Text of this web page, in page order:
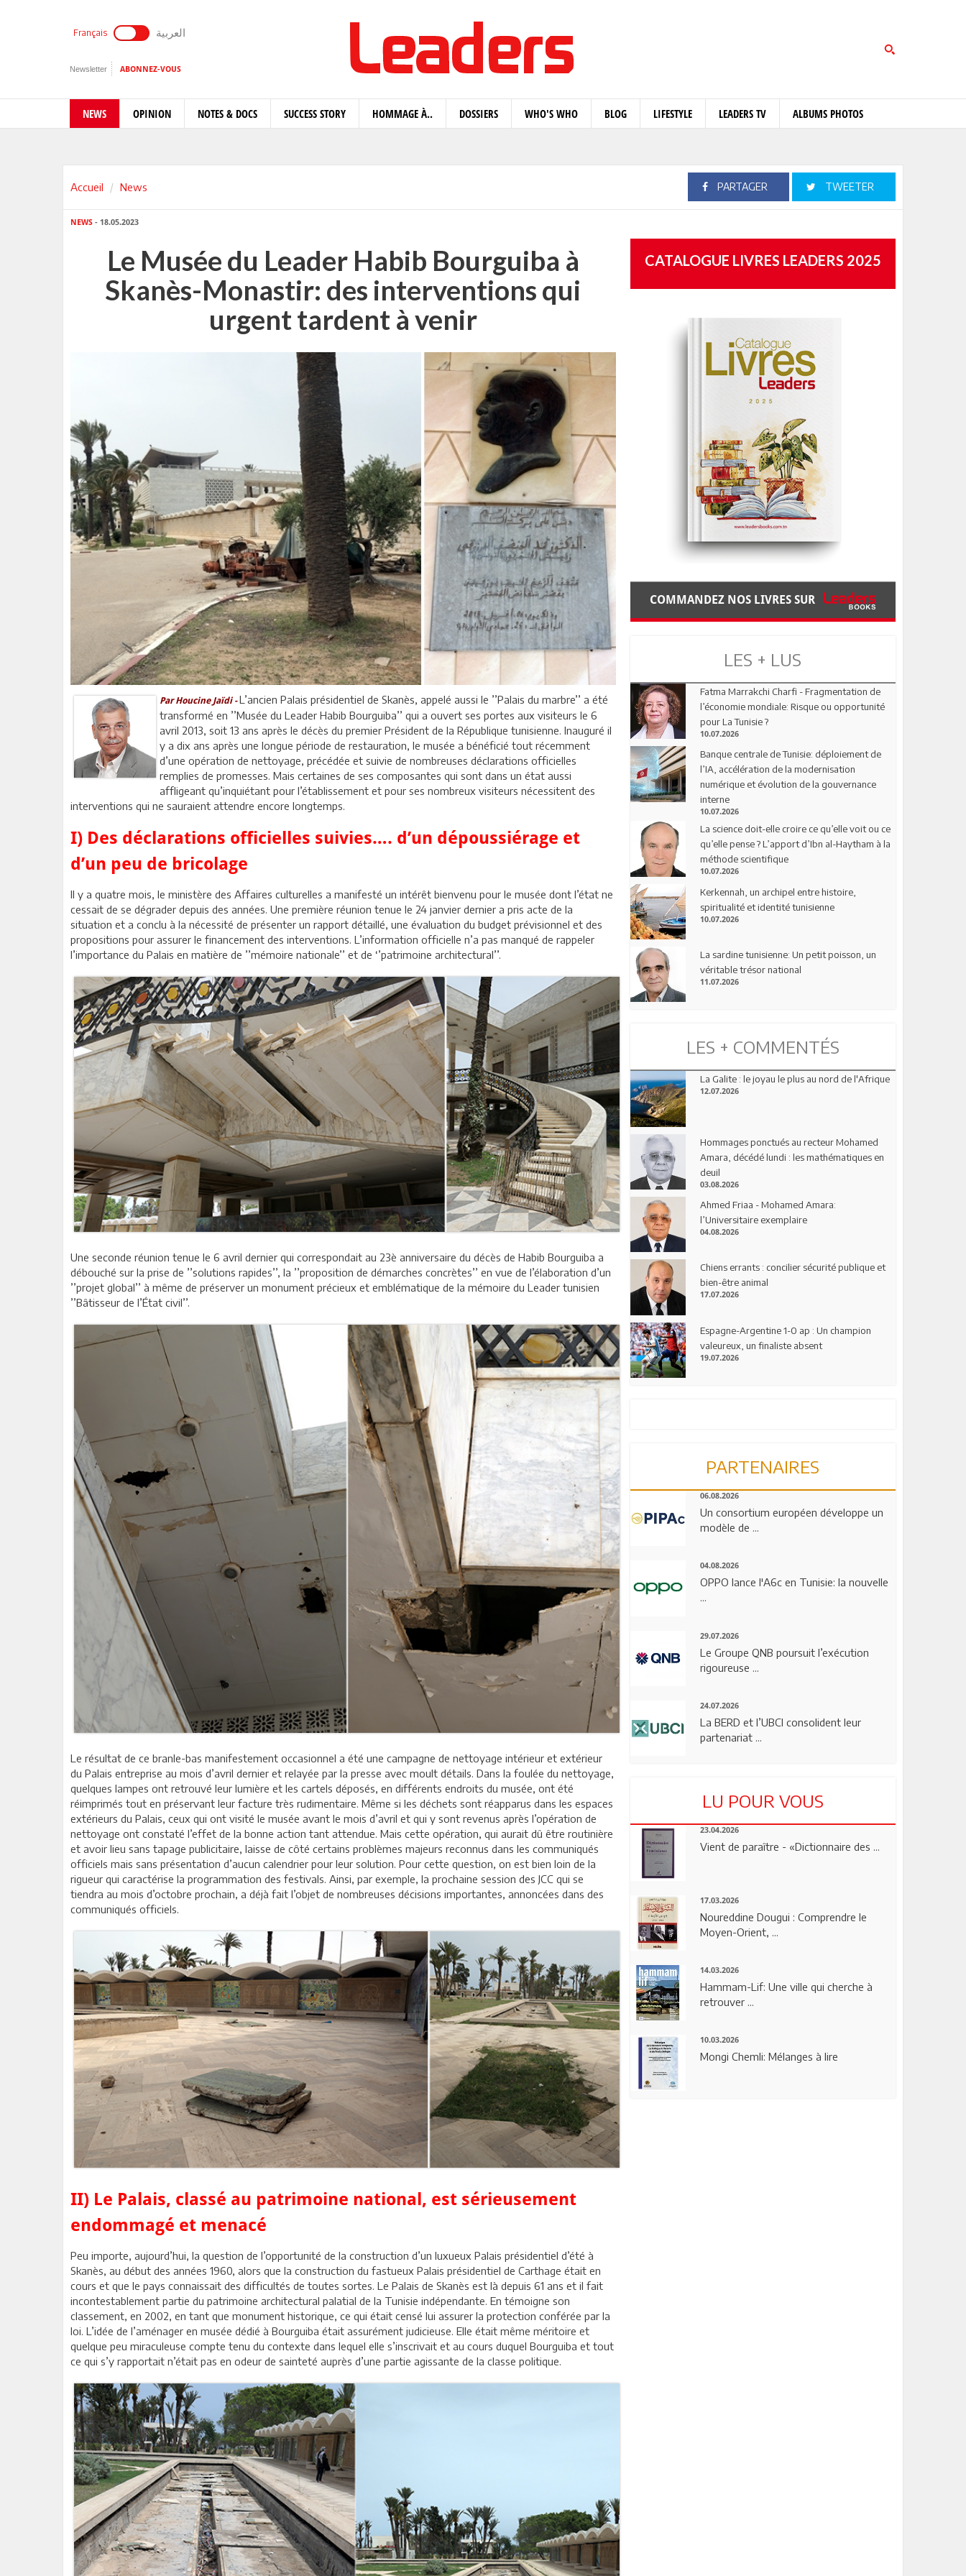
Français العربية
Newsletter ABONNEZ-VOUS
NEWS OPINION NOTES & DOCS SUCCESS STORY HOMMAGE À.. DOSSIERS WHO'S WHO BLOG LIFESTYLE LEADERS TV ALBUMS PHOTOS
Accueil News PARTAGER TWEETER
NEWS - 18.05.2023
Le Musée du Leader Habib Bourguiba à
Skanès-Monastir: des interventions qui
urgent tardent à venir
Par Houcine Jaïdi -L’ancien Palais présidentiel de Skanès, appelé aussi le ’’Palais du marbre’’ a été
transformé en ’’Musée du Leader Habib Bourguiba’’ qui a ouvert ses portes aux visiteurs le 6
avril 2013, soit 13 ans après le décès du premier Président de la République tunisienne. Inauguré il
y a dix ans après une longue période de restauration, le musée a bénéficié tout récemment
d’une opération de nettoyage, précédée et suivie de nombreuses déclarations officielles
remplies de promesses. Mais certaines de ses composantes qui sont dans un état aussi
affligeant qu’inquiétant pour l’établissement et pour ses nombreux visiteurs nécessitent des
interventions qui ne sauraient attendre encore longtemps.
I) Des déclarations officielles suivies…. d’un dépoussiérage et
d’un peu de bricolage
Il y a quatre mois, le ministère des Affaires culturelles a manifesté un intérêt bienvenu pour le musée dont l’état ne
cessait de se dégrader depuis des années. Une première réunion tenue le 24 janvier dernier a pris acte de la
situation et a conclu à la nécessité de présenter un rapport détaillé, une évaluation du budget prévisionnel et des
propositions pour assurer le financement des interventions. L’information officielle n’a pas manqué de rappeler
l’importance du Palais en matière de ’’mémoire nationale’’ et de ‘’patrimoine architectural’’.
Une seconde réunion tenue le 6 avril dernier qui correspondait au 23è anniversaire du décès de Habib Bourguiba a
débouché sur la prise de ’’solutions rapides’’, la ’’proposition de démarches concrètes’’ en vue de l’élaboration d’un
’’projet global’’ à même de préserver un monument précieux et emblématique de la mémoire du Leader tunisien
’’Bâtisseur de l’État civil’’.
Le résultat de ce branle-bas manifestement occasionnel a été une campagne de nettoyage intérieur et extérieur
du Palais entreprise au mois d’avril dernier et relayée par la presse avec moult détails. Dans la foulée du nettoyage,
quelques lampes ont retrouvé leur lumière et les cartels déposés, en différents endroits du musée, ont été
réimprimés tout en préservant leur facture très rudimentaire. Même si les déchets sont réapparus dans les espaces
extérieurs du Palais, ceux qui ont visité le musée avant le mois d’avril et qui y sont revenus après l’opération de
nettoyage ont constaté l’effet de la bonne action tant attendue. Mais cette opération, qui aurait dû être routinière
et avoir lieu sans tapage publicitaire, laisse de côté certains problèmes majeurs reconnus dans les communiqués
officiels mais sans présentation d’aucun calendrier pour leur solution. Pour cette question, on est bien loin de la
rigueur qui caractérise la programmation des festivals. Ainsi, par exemple, la prochaine session des JCC qui se
tiendra au mois d’octobre prochain, a déjà fait l’objet de nombreuses décisions importantes, annoncées dans des
communiqués officiels.
II) Le Palais, classé au patrimoine national, est sérieusement
endommagé et menacé
Peu importe, aujourd’hui, la question de l’opportunité de la construction d’un luxueux Palais présidentiel d’été à
Skanès, au début des années 1960, alors que la construction du fastueux Palais présidentiel de Carthage était en
cours et que le pays connaissait des difficultés de toutes sortes. Le Palais de Skanès est là depuis 61 ans et il fait
incontestablement partie du patrimoine architectural palatial de la Tunisie indépendante. En témoigne son
classement, en 2002, en tant que monument historique, ce qui était censé lui assurer la protection conférée par la
loi. L’idée de l’aménager en musée dédié à Bourguiba était assurément judicieuse. Elle était même méritoire et
quelque peu miraculeuse compte tenu du contexte dans lequel elle s’inscrivait et au cours duquel Bourguiba et tout
ce qui s’y rapportait n’était pas en odeur de sainteté auprès d’une partie agissante de la classe politique.
CATALOGUE LIVRES LEADERS 2025
COMMANDEZ NOS LIVRES SUR
LES + LUS
Fatma Marrakchi Charfi - Fragmentation de
l’économie mondiale: Risque ou opportunité
pour La Tunisie ?
10.07.2026
Banque centrale de Tunisie: déploiement de
l’IA, accélération de la modernisation
numérique et évolution de la gouvernance
interne
10.07.2026
La science doit-elle croire ce qu’elle voit ou ce
qu’elle pense ? L’apport d’Ibn al-Haytham à la
méthode scientifique
10.07.2026
Kerkennah, un archipel entre histoire,
spiritualité et identité tunisienne
10.07.2026
La sardine tunisienne: Un petit poisson, un
véritable trésor national
11.07.2026
LES + COMMENTÉS
La Galite : le joyau le plus au nord de l'Afrique
12.07.2026
Hommages ponctués au recteur Mohamed
Amara, décédé lundi : les mathématiques en
deuil
03.08.2026
Ahmed Friaa - Mohamed Amara:
l’Universitaire exemplaire
04.08.2026
Chiens errants : concilier sécurité publique et
bien-être animal
17.07.2026
Espagne-Argentine 1-0 ap : Un champion
valeureux, un finaliste absent
19.07.2026
PARTENAIRES
06.08.2026
Un consortium européen développe un
modèle de ...
04.08.2026
OPPO lance l'A6c en Tunisie: la nouvelle
...
29.07.2026
Le Groupe QNB poursuit l’exécution
rigoureuse ...
24.07.2026
La BERD et l’UBCI consolident leur
partenariat ...
LU POUR VOUS
23.04.2026
Vient de paraître - «Dictionnaire des ...
17.03.2026
Noureddine Dougui : Comprendre le
Moyen-Orient, ...
14.03.2026
Hammam-Lif: Une ville qui cherche à
retrouver ...
10.03.2026
Mongi Chemli: Mélanges à lire